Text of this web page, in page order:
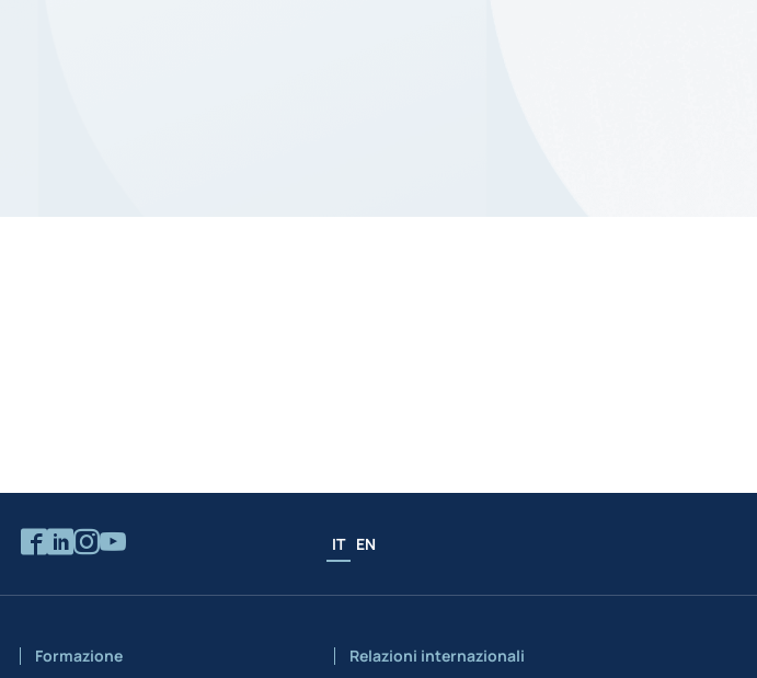
IT EN
Formazione Relazioni internazionali